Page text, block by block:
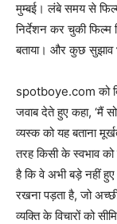
मुम्‍बई। लंबे समय से
निर्देशन कर चुकी फिल्‍म
बताया। और कुछ सुझाव
spotboye.com को
जवाब देते हुए कहा, ‘मैं
व्‍यस्‍क को यह बताना
तरह किसी के स्‍वभाव
है कि वे अभी बड़े नहीं
रखना पड़ता है, जो
व्‍यक्‍ति के विचारों को